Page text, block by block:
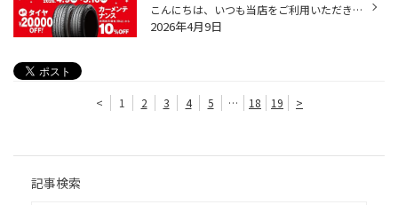
こんにちは、いつも当店をご利用いただきましてありがとうございます。 コクピット・タイヤ館では、ブリヂストンタイヤをお得に買える！ スーパータイヤセールを4月9日(木)から5月10日(日)まで開催いたします！ ブリヂストンのタイヤを4本ご購入で最大20,000円引き！ タイヤをお得にご購入頂けるチ...
2026年4月9日
< 1 2 3 4 5 … 18 19 >
記事検索